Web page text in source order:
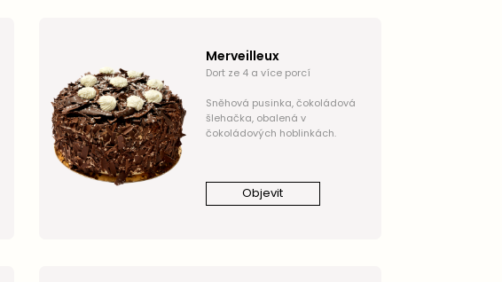
Merveilleux
Dort ze 4 a více porcí
Sněhová pusinka, čokoládová
šlehačka, obalená v
čokoládových hoblinkách.
Objevit